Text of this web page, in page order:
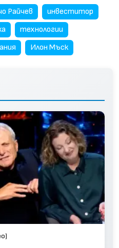
Райчев
инвеститор
технологии
Илон Мъск